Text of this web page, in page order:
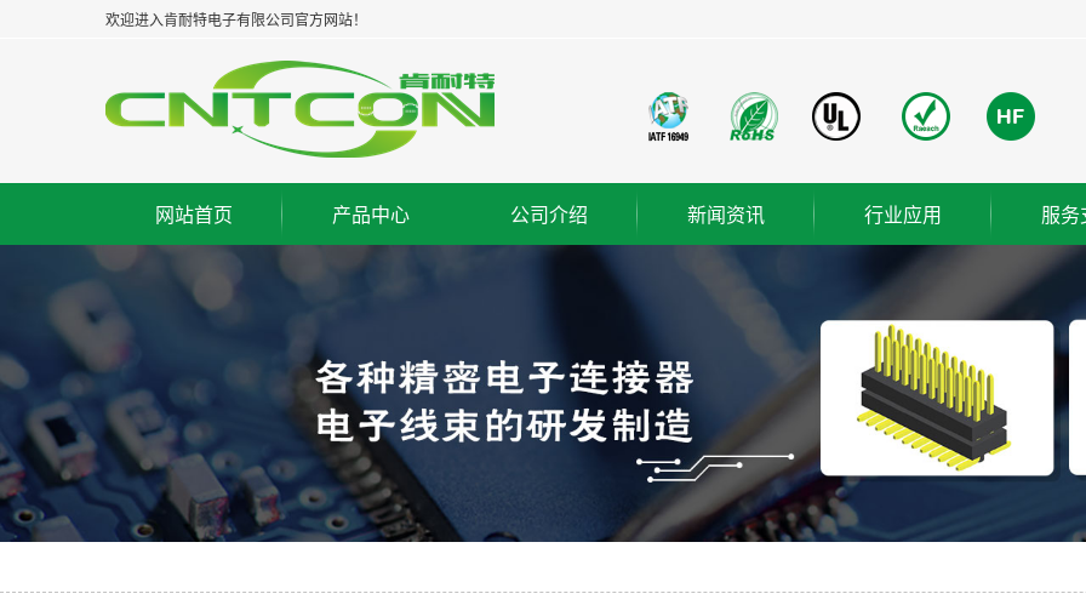
欢迎进入肯耐特电子有限公司官方网站！
网站首页
产品中心
浙江板对板连接器--公座
浙江板对板连接器--牛角
浙江板对线连接器--WAFER
浙江FPC/FFC连接器
浙江IC脚座连接器
浙江USB&RJ连接器
浙江IC socket
公司介绍
经营理念
组织架构
荣誉资质
新闻资讯
公司新闻
技术知识
行业应用
成功案例
服